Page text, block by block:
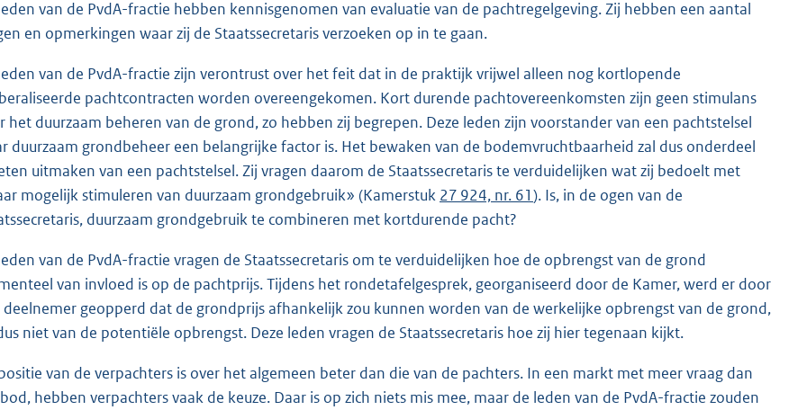
van de PvdA-fractie hebben kennisgenomen van evaluatie van de pachtregelgeving. Zij hebben een aantal
en opmerkingen waar zij de Staatssecretaris verzoeken op in te gaan.
van de PvdA-fractie zijn verontrust over het feit dat in de praktijk vrijwel alleen nog kortlopende
pachtcontracten worden overeengekomen. Kort durende pachtovereenkomsten zijn geen stimulans
het duurzaam beheren van de grond, zo hebben zij begrepen. Deze leden zijn voorstander van een pachtstelsel
duurzaam grondbeheer een belangrijke factor is. Het bewaken van de bodemvruchtbaarheid zal dus onderdeel
uitmaken van een pachtstelsel. Zij vragen daarom de Staatssecretaris te verduidelijken wat zij bedoelt met
mogelijk stimuleren van duurzaam grondgebruik» (Kamerstuk 27 924, nr. 61). Is, in de ogen van de
duurzaam grondgebruik te combineren met kortdurende pacht?
van de PvdA-fractie vragen de Staatssecretaris om te verduidelijken hoe de opbrengst van de grond
van invloed is op de pachtprijs. Tijdens het rondetafelgesprek, georganiseerd door de Kamer, werd er door
deelnemer geopperd dat de grondprijs afhankelijk zou kunnen worden van de werkelijke opbrengst van de grond,
niet van de potentiële opbrengst. Deze leden vragen de Staatssecretaris hoe zij hier tegenaan kijkt.
van de verpachters is over het algemeen beter dan die van de pachters. In een markt met meer vraag dan
hebben verpachters vaak de keuze. Daar is op zich niets mis mee, maar de leden van de PvdA-fractie zouden